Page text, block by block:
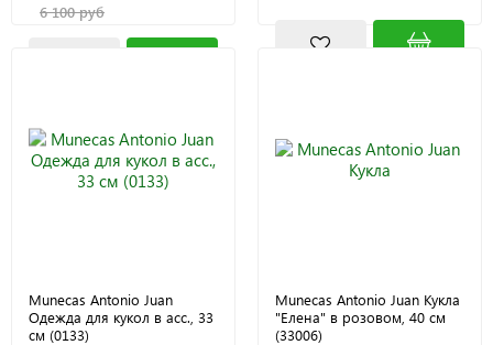
6 100 руб
Munecas Antonio Juan
Одежда для кукол в асс., 33
см (0133)
Munecas Antonio Juan Кукла
"Елена" в розовом, 40 см
(33006)